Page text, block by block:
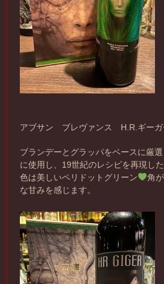
アブサン ブレヴァンス H.R.ギーガ
ブランデーとグラッパをベースに厳
に使用し、19世紀のレシピを再現した
色は美しいペリドットグリーン
角
な甘みを感じます。